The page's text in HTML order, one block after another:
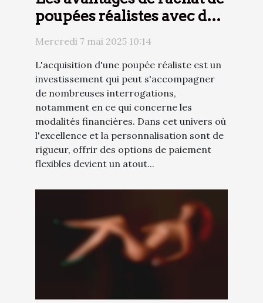
poupées réalistes avec des
options de paiement
Mercredi 7 mai 2025 10:14
L'acquisition d'une poupée réaliste est un
investissement qui peut s'accompagner
de nombreuses interrogations,
notamment en ce qui concerne les
modalités financières. Dans cet univers où
l'excellence et la personnalisation sont de
rigueur, offrir des options de paiement
flexibles devient un atout...